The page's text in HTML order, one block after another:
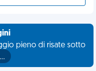
pieno di risate sotto